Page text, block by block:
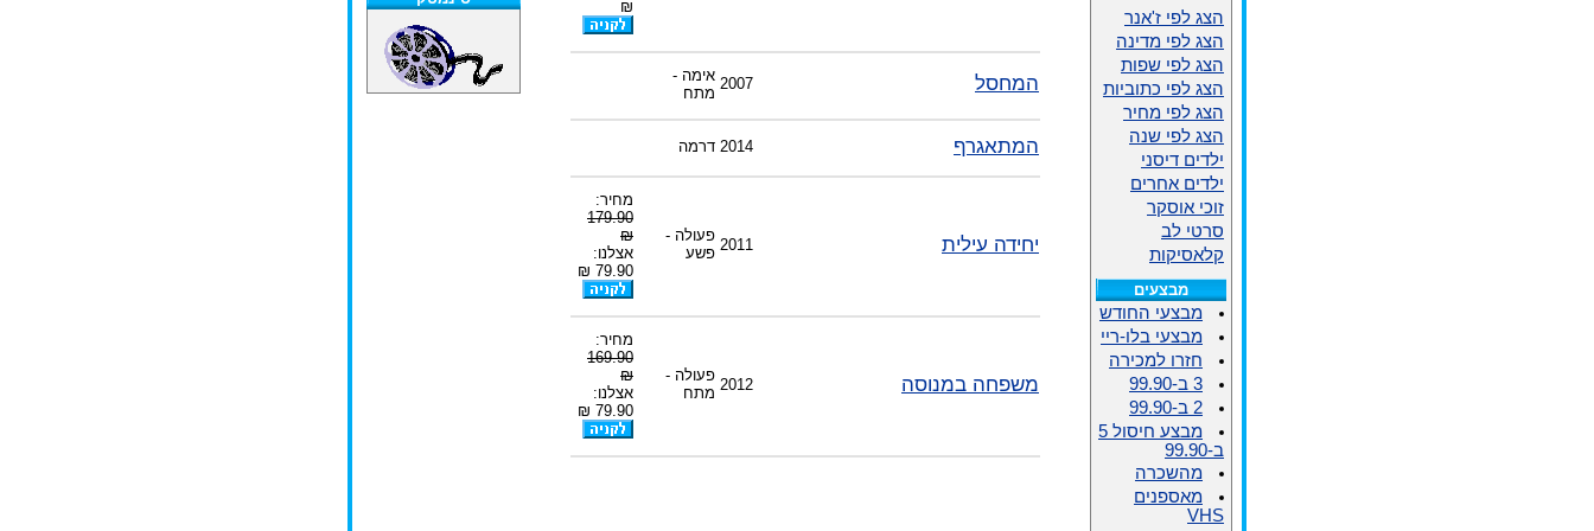
₪
המחסל 2007 אימה -
מתח
המתאגרף 2014 דרמה
יחידה עילית 2011
פעולה -
פשע
מחיר:
179.90
₪
אצלנו:
79.90 ₪
משפחה במנוסה 2012
פעולה -
מתח
מחיר:
169.90
₪
אצלנו:
79.90 ₪
הצג לפי ז'אנר
הצג לפי מדינה
הצג לפי שפות
הצג לפי כתוביות
הצג לפי מחיר
הצג לפי שנה
ילדים דיסני
ילדים אחרים
זוכי אוסקר
סרטי לב
קלאסיקות
מבצעים
מבצעי החודש
מבצעי בלו-ריי
חזרו למכירה
3 ב-99.90
2 ב-99.90
מבצע חיסול 5
ב-99.90
מהשכרה
מאספנים
VHS